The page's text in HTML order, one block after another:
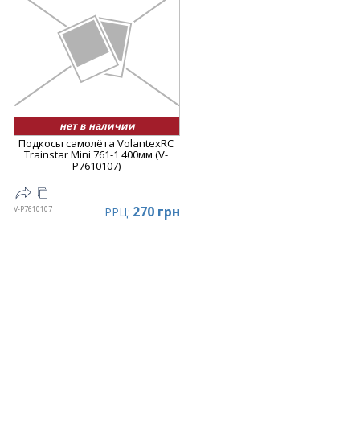
нет в наличии
Подкосы самолёта VolantexRC
Trainstar Mini 761-1 400мм (V-
P7610107)
V-P7610107 РРЦ: 270 грн